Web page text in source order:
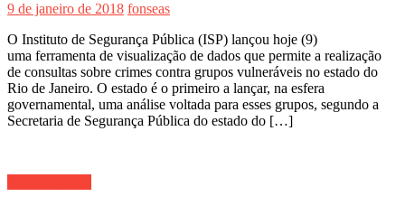
9 de janeiro de 2018 fonseas
O Instituto de Segurança Pública (ISP) lançou hoje (9)
uma ferramenta de visualização de dados que permite a realização
de consultas sobre crimes contra grupos vulneráveis no estado do
Rio de Janeiro. O estado é o primeiro a lançar, na esfera
governamental, uma análise voltada para esses grupos, segundo a
Secretaria de Segurança Pública do estado do […]